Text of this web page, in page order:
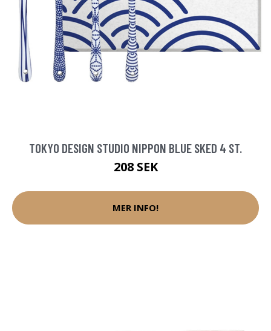
TOKYO DESIGN STUDIO NIPPON BLUE SKED 4 ST.
208 SEK
MER INFO!